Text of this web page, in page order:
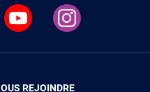
REJOINDRE